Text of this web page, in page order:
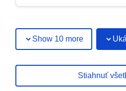
Show 10 more
Stiahnuť